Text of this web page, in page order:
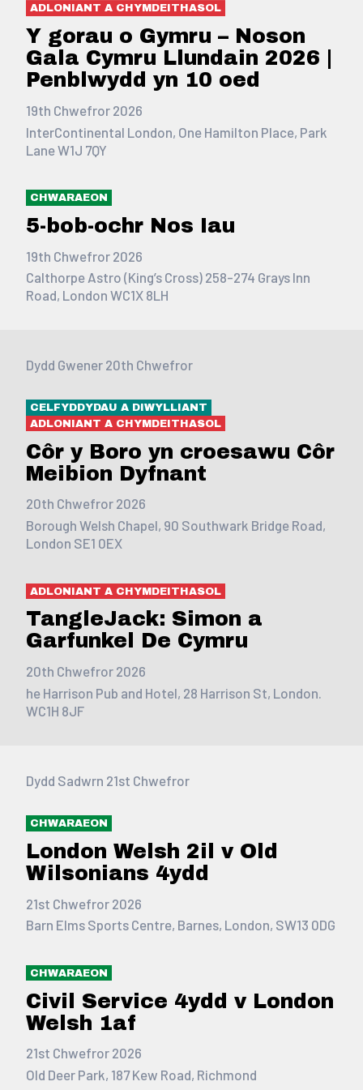
ADLONIANT A CHYMDEITHASOL
Y gorau o Gymru – Noson
Gala Cymru Llundain 2026 |
Penblwydd yn 10 oed
19th Chwefror 2026
InterContinental London, One Hamilton Place, Park
Lane W1J 7QY
CHWARAEON
5-bob-ochr Nos Iau
19th Chwefror 2026
Calthorpe Astro (King’s Cross) 258-274 Grays Inn
Road, London WC1X 8LH
Dydd Gwener 20th Chwefror
CELFYDDYDAU A DIWYLLIANT
ADLONIANT A CHYMDEITHASOL
Côr y Boro yn croesawu Côr
Meibion Dyfnant
20th Chwefror 2026
Borough Welsh Chapel, 90 Southwark Bridge Road,
London SE1 0EX
ADLONIANT A CHYMDEITHASOL
TangleJack: Simon a
Garfunkel De Cymru
20th Chwefror 2026
he Harrison Pub and Hotel, 28 Harrison St, London.
WC1H 8JF
Dydd Sadwrn 21st Chwefror
CHWARAEON
London Welsh 2il v Old
Wilsonians 4ydd
21st Chwefror 2026
Barn Elms Sports Centre, Barnes, London, SW13 0DG
CHWARAEON
Civil Service 4ydd v London
Welsh 1af
21st Chwefror 2026
Old Deer Park, 187 Kew Road, Richmond